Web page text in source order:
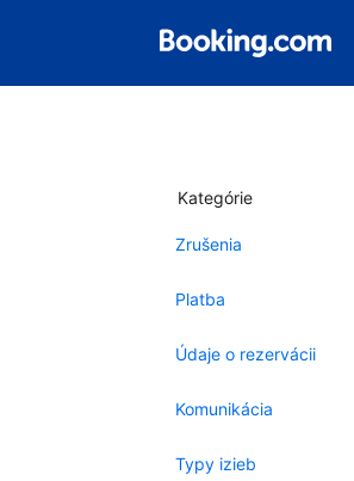
Kategórie
Zrušenia
Platba
Údaje o rezervácii
Komunikácia
Typy izieb